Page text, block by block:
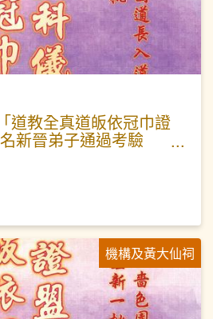
道教全真道皈依冠巾證
新晉弟子通過考驗
機構及黃大仙祠